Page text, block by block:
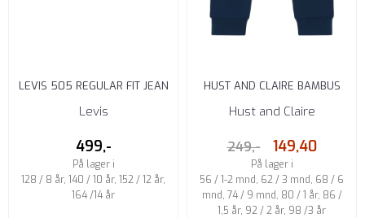
LEVIS 505 REGULAR FIT JEAN
CLOUDED TONES
Levis
499,-
På lager i
128 / 8 år, 140 / 10 år, 152 / 12 år,
164 /14 år
HUST AND CLAIRE BAMBUS
GUSTI BUKSE BLUES
Hust and Claire
249,- 149,40
På lager i
56 / 1-2 mnd, 62 / 3 mnd, 68 / 6
mnd, 74 / 9 mnd, 80 / 1 år, 86 /
1,5 år, 92 / 2 år, 98 /3 år